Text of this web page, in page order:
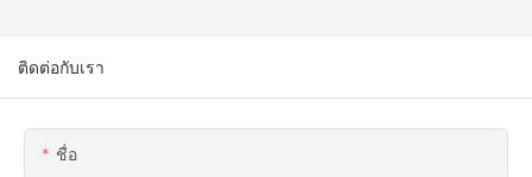
ระดับพรีเมียม
ติดต่อกับเรา
ชื่อ